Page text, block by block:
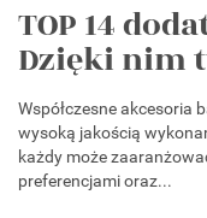
TOP 14
Dzięki nim
Współczesne akcesoria
wysoką jakością
każdy może
preferencjami oraz...